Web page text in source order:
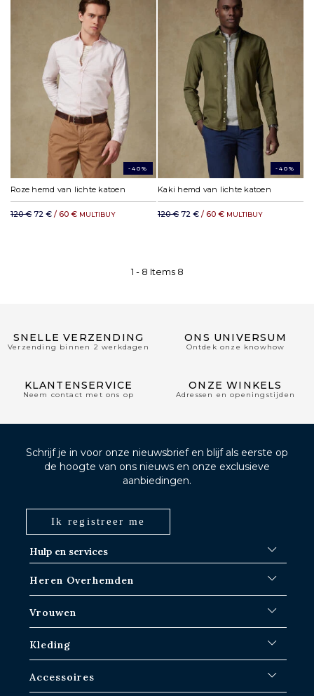
-40%
Roze hemd van lichte katoen
120 € 72 € / 60 € MULTIBUY
-40%
Kaki hemd van lichte katoen
120 € 72 € / 60 € MULTIBUY
1 - 8 Items 8
SNELLE VERZENDING
Verzending binnen 2 werkdagen
ONS UNIVERSUM
Ontdek onze knowhow
KLANTENSERVICE
Neem contact met ons op
ONZE WINKELS
Adressen en openingstijden
Hulp en services
Verzendprocedures
Ruilen in Parijs-IDF winkels
Heren Overhemden
Blauwe overhemden
Geruite overhemden
Korte Mouwen Overhemden
Vrouwen
Witte overhemden
Oversized Vrouwen Overhemden
Kleding
Truien & Sweat
Accessoires
Schrijf je in voor onze nieuwsbrief en blijf als eerste op
de hoogte van ons nieuws en onze exclusieve
aanbiedingen.
Ik registreer me